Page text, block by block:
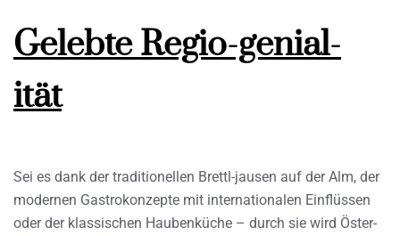
Gelebte Regio-genial-
ität
Sei es dank der traditionellen Brettl-jausen auf der Alm, der
modernen Gastrokonzepte mit internationalen Einflüssen
oder der klassischen Haubenküche – durch sie wird Öster-